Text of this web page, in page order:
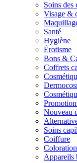
Soins
Visage &
Santé
Hygiène
Érotisme
Bons &
Coffrets
Nouveau
Soins
Coiffure
Coloration
Appareils